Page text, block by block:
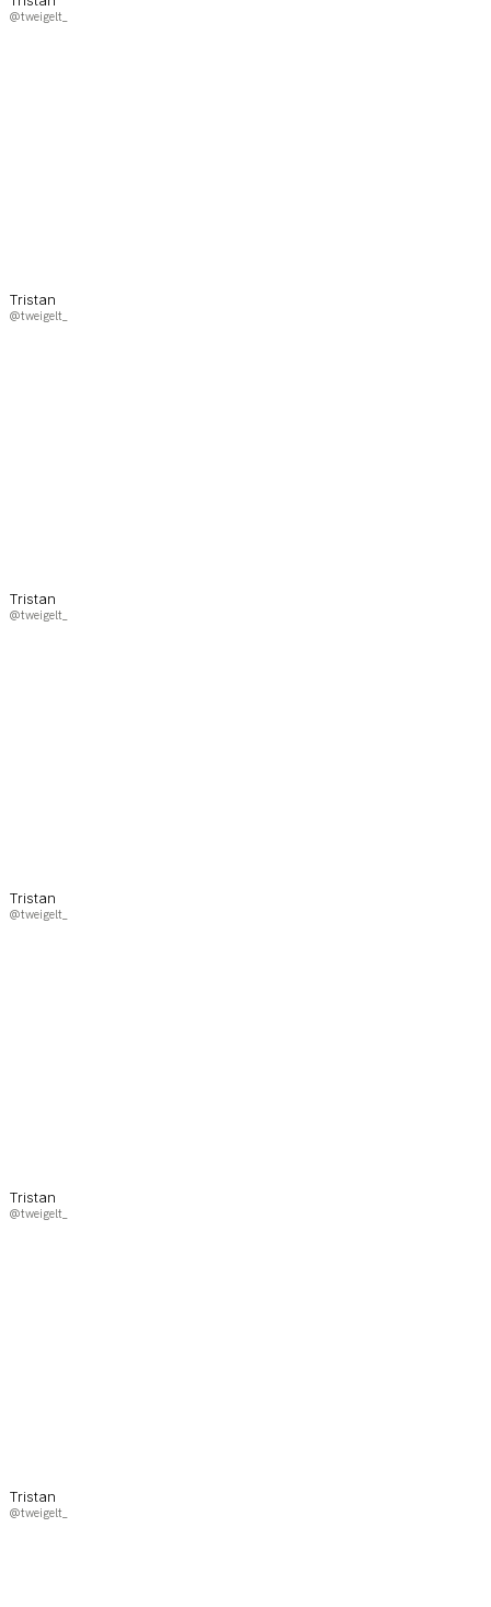
@tweigelt_
Tristan
@tweigelt_
Tristan
@tweigelt_
Tristan
@tweigelt_
Tristan
@tweigelt_
Tristan
@tweigelt_